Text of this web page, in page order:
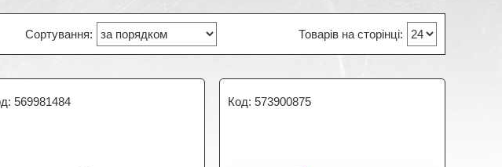
569981484 573900875